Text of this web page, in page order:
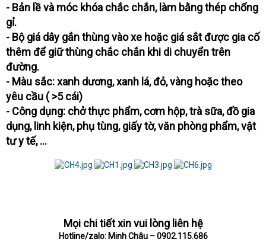
- Bản lề và móc khóa chắc chắn, làm bằng thép chống
gỉ.
- Bộ giá dây gắn thùng vào xe hoặc giá sắt được gia cố
thêm để giữ thùng chắc chắn khi di chuyển trên
đường.
- Màu sắc: xanh dương, xanh lá, đỏ, vàng hoặc theo
yêu cầu ( >5 cái)
- Công dụng: chở thực phẩm, cơm hộp, trà sữa, đồ gia
dụng, linh kiện, phụ tùng, giấy tờ, văn phòng phẩm, vật
tư y tế, ...
Mọi chi tiết xin vui lòng liên hệ
Hotline/zalo: Minh Châu – 0902.115.686